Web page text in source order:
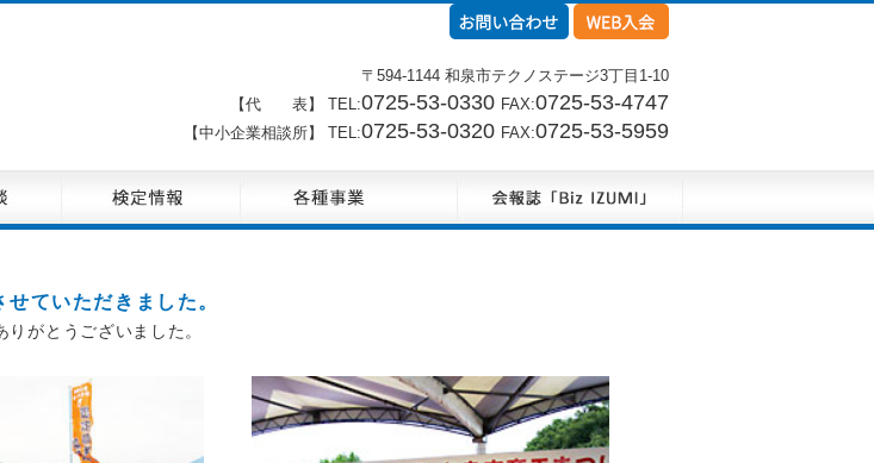
〒594-1144 和泉市テクノステージ3丁目1-10
【代 表】 TEL:0725-53-0330 FAX:0725-53-4747
【中小企業相談所】 TEL:0725-53-0320 FAX:0725-53-5959
ていただきました。
がとうございました。